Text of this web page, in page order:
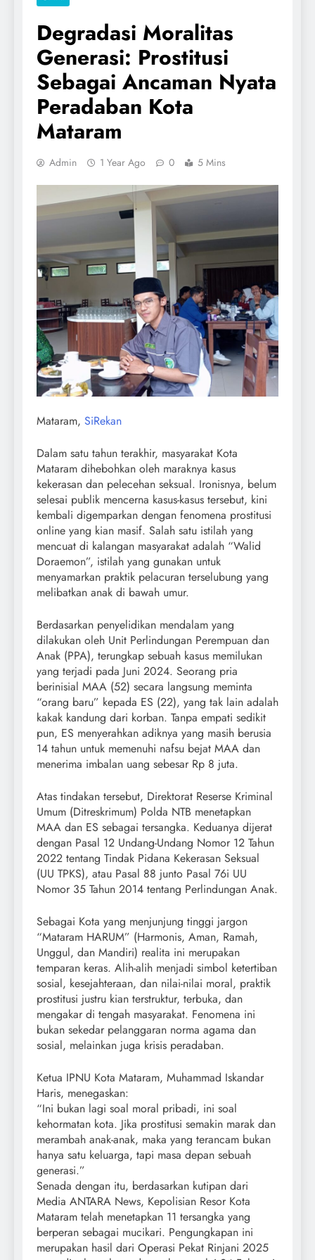
Degradasi Moralitas
Generasi: Prostitusi
Sebagai Ancaman Nyata
Peradaban Kota
Mataram
Admin 1 Year Ago 0 5 Mins
Mataram, SiRekan
Dalam satu tahun terakhir, masyarakat Kota
Mataram dihebohkan oleh maraknya kasus
kekerasan dan pelecehan seksual. Ironisnya, belum
selesai publik mencerna kasus-kasus tersebut, kini
kembali digemparkan dengan fenomena prostitusi
online yang kian masif. Salah satu istilah yang
mencuat di kalangan masyarakat adalah “Walid
Doraemon”, istilah yang gunakan untuk
menyamarkan praktik pelacuran terselubung yang
melibatkan anak di bawah umur.
Berdasarkan penyelidikan mendalam yang
dilakukan oleh Unit Perlindungan Perempuan dan
Anak (PPA), terungkap sebuah kasus memilukan
yang terjadi pada Juni 2024. Seorang pria
berinisial MAA (52) secara langsung meminta
“orang baru” kepada ES (22), yang tak lain adalah
kakak kandung dari korban. Tanpa empati sedikit
pun, ES menyerahkan adiknya yang masih berusia
14 tahun untuk memenuhi nafsu bejat MAA dan
menerima imbalan uang sebesar Rp 8 juta.
Atas tindakan tersebut, Direktorat Reserse Kriminal
Umum (Ditreskrimum) Polda NTB menetapkan
MAA dan ES sebagai tersangka. Keduanya dijerat
dengan Pasal 12 Undang-Undang Nomor 12 Tahun
2022 tentang Tindak Pidana Kekerasan Seksual
(UU TPKS), atau Pasal 88 junto Pasal 76i UU
Nomor 35 Tahun 2014 tentang Perlindungan Anak.
Sebagai Kota yang menjunjung tinggi jargon
“Mataram HARUM” (Harmonis, Aman, Ramah,
Unggul, dan Mandiri) realita ini merupakan
temparan keras. Alih-alih menjadi simbol ketertiban
sosial, kesejahteraan, dan nilai-nilai moral, praktik
prostitusi justru kian terstruktur, terbuka, dan
mengakar di tengah masyarakat. Fenomena ini
bukan sekedar pelanggaran norma agama dan
sosial, melainkan juga krisis peradaban.
Ketua IPNU Kota Mataram, Muhammad Iskandar
Haris, menegaskan:
“Ini bukan lagi soal moral pribadi, ini soal
kehormatan kota. Jika prostitusi semakin marak dan
merambah anak-anak, maka yang terancam bukan
hanya satu keluarga, tapi masa depan sebuah
generasi.”
Senada dengan itu, berdasarkan kutipan dari
Media ANTARA News, Kepolisian Resor Kota
Mataram telah menetapkan 11 tersangka yang
berperan sebagai mucikari. Pengungkapan ini
merupakan hasil dari Operasi Pekat Rinjani 2025